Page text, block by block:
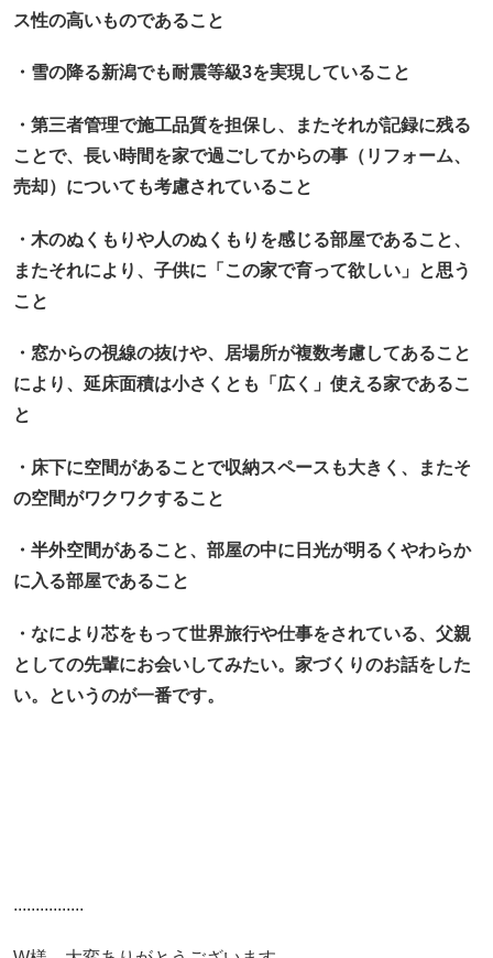
ス性の高いものであること
・雪の降る新潟でも耐震等級3を実現していること
・第三者管理で施工品質を担保し、またそれが記録に残る
ことで、長い時間を家で過ごしてからの事（リフォーム、
売却）についても考慮されていること
・木のぬくもりや人のぬくもりを感じる部屋であること、
またそれにより、子供に「この家で育って欲しい」と思う
こと
・窓からの視線の抜けや、居場所が複数考慮してあること
により、延床面積は小さくとも「広く」使える家であるこ
と
・床下に空間があることで収納スペースも大きく、またそ
の空間がワクワクすること
・半外空間があること、部屋の中に日光が明るくやわらか
に入る部屋であること
・なにより芯をもって世界旅行や仕事をされている、父親
としての先輩にお会いしてみたい。家づくりのお話をした
い。というのが一番です。
................